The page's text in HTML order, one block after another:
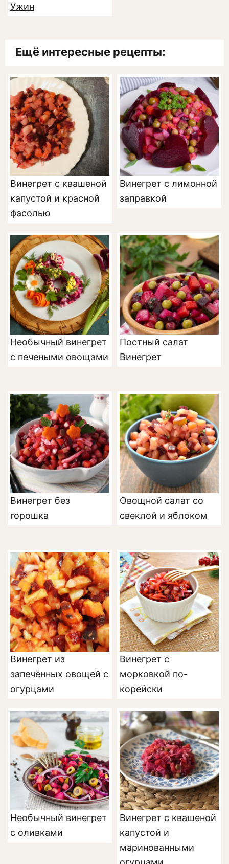
Ужин
Ещё интересные рецепты:
Винегрет с квашеной
капустой и красной
фасолью
Винегрет с лимонной
заправкой
Необычный винегрет
с печеными овощами
Постный салат
Винегрет
Винегрет без
горошка
Овощной салат со
свеклой и яблоком
Винегрет из
запечённых овощей с
огурцами
Винегрет с
морковкой по-
корейски
Необычный винегрет
с оливками
Винегрет с квашеной
капустой и
маринованными